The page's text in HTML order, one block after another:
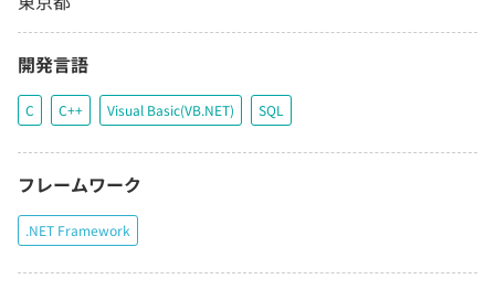
開発言語
C C++ Visual Basic(VB.NET) SQL
フレームワーク
.NET Framework